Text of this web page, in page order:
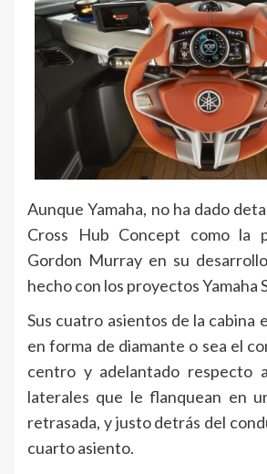
Aunque Yamaha, no ha dado
Cross Hub Concept como la
Gordon Murray en su
hecho con los proyectos Yamaha
Sus cuatro asientos de la cabina
en forma de diamante o sea el
centro y adelantado respecto
laterales que le flanquean en
retrasada, y justo detrás del
cuarto asiento.